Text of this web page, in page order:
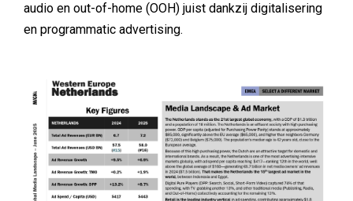
audio en out-of-home (OOH) juist dankzij digitalisering
en programmatic advertising.